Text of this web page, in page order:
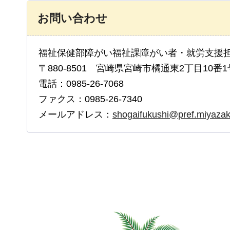
お問い合わせ
福祉保健部障がい福祉課障がい者・就労支援
〒880-8501 宮崎県宮崎市橘通東2丁目10番1
電話：0985-26-7068
ファクス：0985-26-7340
メールアドレス：